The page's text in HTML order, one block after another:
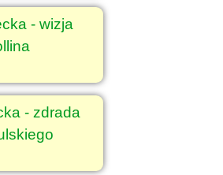
- wizja
- zdrada